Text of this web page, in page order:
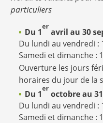
particuliers
Du 1
er
avril au 30
Du lundi au vendredi :
Samedi et dimanche :
Ouverture les jours
horaires du jour de la
Du 1
er
octobre au
Du lundi au vendredi :
Samedi et dimanche :